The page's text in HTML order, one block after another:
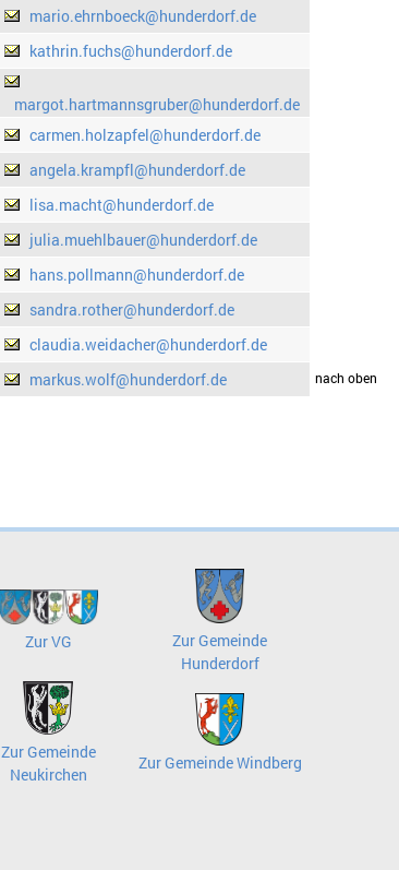
mario.ehrnboeck@hunderdorf.de
kathrin.fuchs@hunderdorf.de
margot.hartmannsgruber@hunderdorf.de
carmen.holzapfel@hunderdorf.de
angela.krampfl@hunderdorf.de
lisa.macht@hunderdorf.de
julia.muehlbauer@hunderdorf.de
hans.pollmann@hunderdorf.de
sandra.rother@hunderdorf.de
claudia.weidacher@hunderdorf.de
markus.wolf@hunderdorf.dedrucken nach oben
Zur VG
Zur Gemeinde
Hunderdorf
Zur Gemeinde
Neukirchen
Zur Gemeinde Windberg